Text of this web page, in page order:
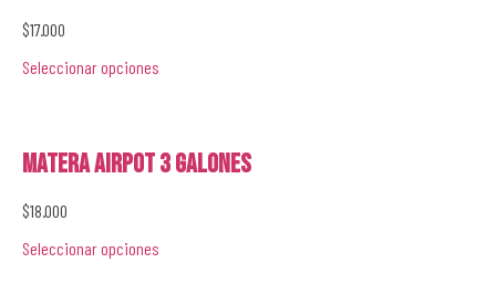
$17.000
Seleccionar opciones
Matera Airpot 3 galones
$18.000
Seleccionar opciones